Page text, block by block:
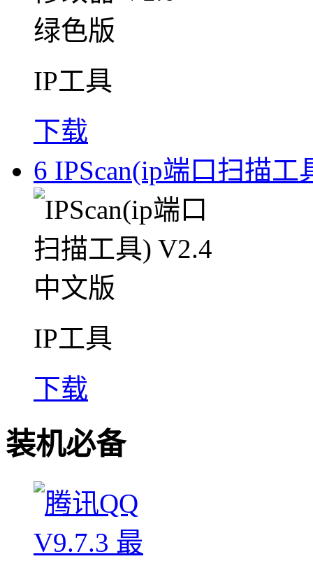
IP工具
下载
6 IPScan(ip端口扫描工
IP工具
下载
装机必备